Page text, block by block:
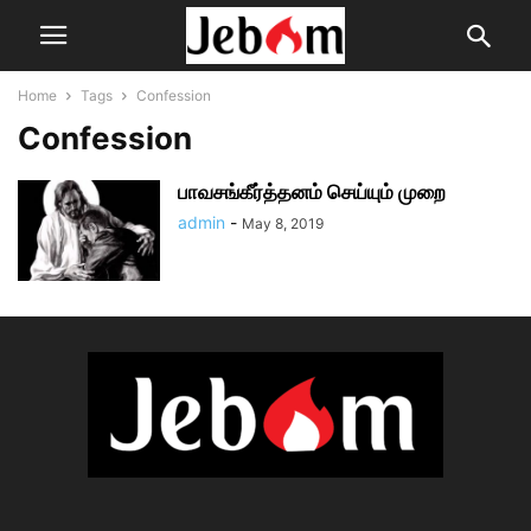
Home Tags Confession
Confession
பாவசங்கீர்த்தனம் செய்யும் முறை
admin - May 8, 2019